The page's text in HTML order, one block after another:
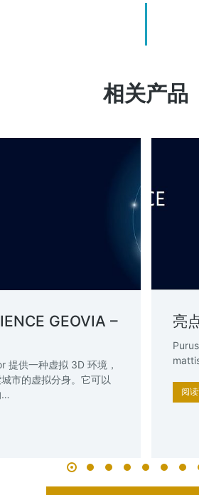
相关产品
GEOVIA –
提供一种虚拟 3D 环境，
市的虚拟分身。它可以
…
亮
阅